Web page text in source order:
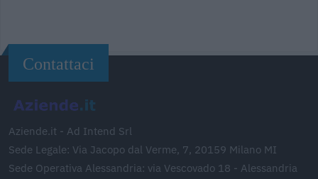
Contattaci
Aziende.it - Ad Intend Srl
Sede Legale: Via Jacopo dal Verme, 7, 20159 Milano MI
Sede Operativa Alessandria: via Vescovado 18 - Alessandria